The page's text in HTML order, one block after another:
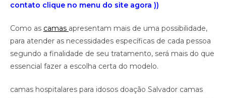
contato clique no menu do site agora ))
Como as camas apresentam mais de uma possibilidade,
para atender as necessidades específicas de cada pessoa
segundo a finalidade de seu tratamento, será mais do que
essencial fazer a escolha certa do modelo.
camas hospitalares para idosos doação Salvador camas